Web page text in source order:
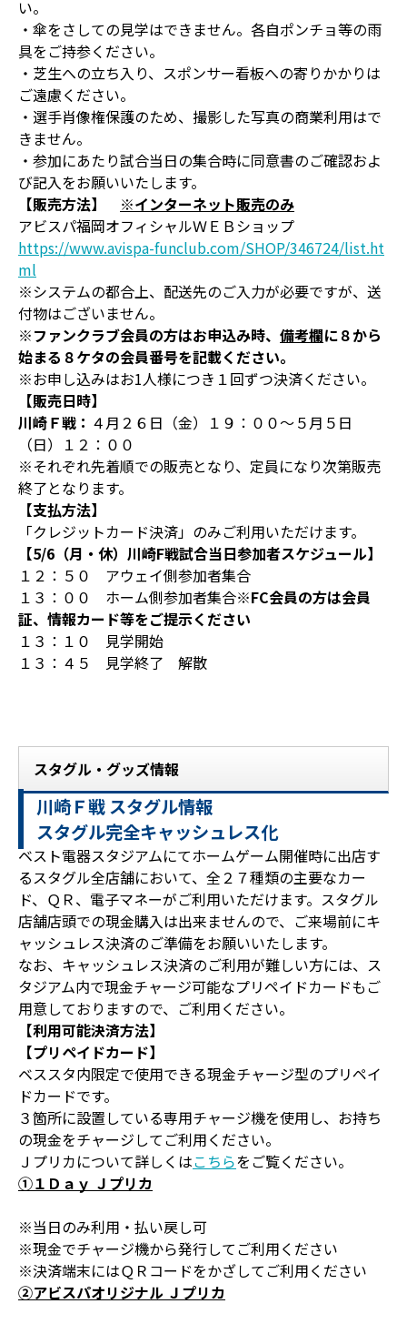
い。
・傘をさしての見学はできません。各自ポンチョ等の雨
具をご持参ください。
・芝生への立ち入り、スポンサー看板への寄りかかりは
ご遠慮ください。
・選手肖像権保護のため、撮影した写真の商業利用はで
きません。
・参加にあたり試合当日の集合時に同意書のご確認およ
び記入をお願いいたします。
【販売方法】 ※インターネット販売のみ
アビスパ福岡オフィシャルＷＥＢショップ
https://www.avispa-funclub.com/SHOP/346724/list.ht
ml
※システムの都合上、配送先のご入力が必要ですが、送
付物はございません。
※ファンクラブ会員の方はお申込み時、 備考欄に８から
始まる８ケタの会員番号を記載ください。
※お申し込みはお1人様につき１回ずつ決済ください。
【販売日時】
川崎Ｆ戦： ４月２６日（金）１９：００～５月５日
（日）１２：００
※それぞれ先着順での販売となり、定員になり次第販売
終了となります。
【支払方法】
「クレジットカード決済」のみご利用いただけます。
【5/6（月・休）川崎F戦試合当日参加者スケジュール】
１２：５０ アウェイ側参加者集合
１３：００ ホーム側参加者集合※FC会員の方は会員
証、情報カード等をご提示ください
１３：１０ 見学開始
１３：４５ 見学終了 解散
スタグル・グッズ情報
川崎Ｆ戦 スタグル情報
スタグル完全キャッシュレス化
ベスト電器スタジアムにてホームゲーム開催時に出店す
るスタグル全店舗において、全２７種類の主要なカー
ド、ＱＲ、電子マネーがご利用いただけます。スタグル
店舗店頭での現金購入は出来ませんので、ご来場前にキ
ャッシュレス決済のご準備をお願いいたします。
なお、キャッシュレス決済のご利用が難しい方には、ス
タジアム内で現金チャージ可能なプリペイドカードもご
用意しておりますので、ご利用ください。
【利用可能決済方法】
【プリペイドカード】
ベススタ内限定で使用できる現金チャージ型のプリペイ
ドカードです。
３箇所に設置している専用チャージ機を使用し、お持ち
の現金をチャージしてご利用ください。
Ｊプリカについて詳しくはこちらをご覧ください。
①１Ｄａｙ Ｊプリカ
※当日のみ利用・払い戻し可
※現金でチャージ機から発行してご利用ください
※決済端末にはＱＲコードをかざしてご利用ください
②アビスパオリジナル Ｊプリカ